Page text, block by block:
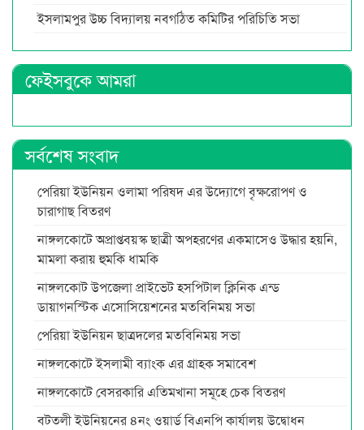
ইসলামপুর উচ্চ বিদ্যালয় নবগঠিত কমিটির পরিচিতি সভা
ফেইসবুকে আমরা
সর্বশেষ সংবাদ
পেরিয়া ইউনিয়ন ওলামা পরিষদ এর উদ্যোগে বৃক্ষরোপণ ও
চারাগাছ বিতরণ
নাঙ্গলকোটে অপ্রাপ্তবয়স্ক ছাত্রী অপহরণের একমাসেও উদ্ধার হয়নি,
মামলা করায় হুমকি ধামকি
নাঙ্গলকোট উপজেলা প্রাইভেট হসপিটাল ক্লিনিক এন্ড
ডায়াগনস্টিক এসোসিয়েশনের মতবিনিময় সভা
পেরিয়া ইউনিয়ন ছাত্রদলের মতবিনিময় সভা
নাঙ্গলকোটে ইসলামী ব্যাংক এর গ্রাহক সমাবেশ
নাঙ্গলকোটে বেসরকারি এতিমখানা সমূহে চেক বিতরণ
বটতলী ইউনিয়নের ৪নং ওয়ার্ড বিএনপি কার্যালয় উদ্বোধন